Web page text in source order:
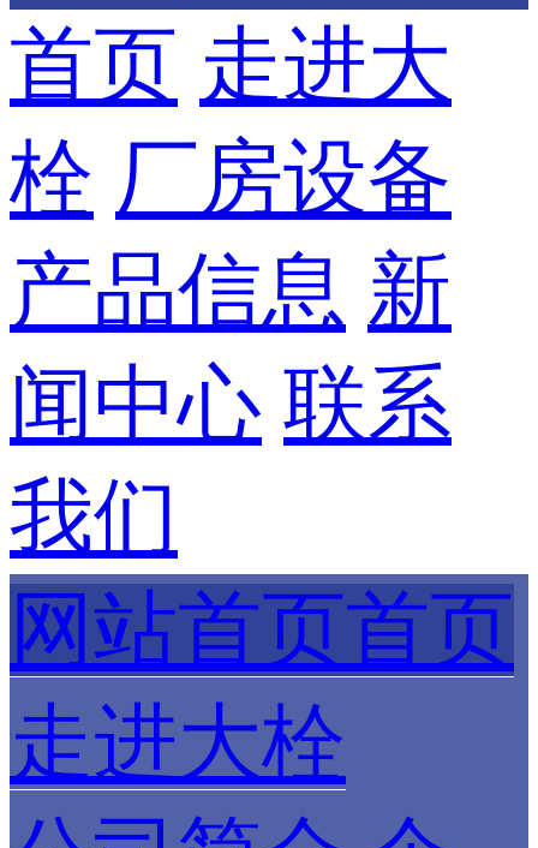
首页 走进大
栓 厂房设备
产品信息 新
闻中心 联系
我们
网站首页首页
走进大栓